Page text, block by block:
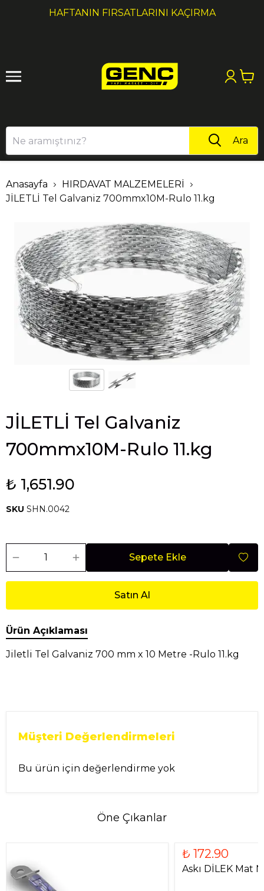
HAFTANIN FIRSATLARINI KAÇIRMA
1 2
Ara
Anasayfa
HIRDAVAT MALZEMELERİ
JİLETLİ Tel Galvaniz 700mmx10M-Rulo 11.kg
JİLETLİ Tel Galvaniz
700mmx10M-Rulo 11.kg
₺ 1,651.90
SKU SHN.0042
Sepete Ekle
Satın Al
Ürün Açıklaması
Jiletli Tel Galvaniz 700 mm x 10 Metre -Rulo 11.kg
Müşteri Değerlendirmeleri
Bu ürün için değerlendirme yok
Öne Çıkanlar
₺ 172.90
Askı DİLEK Mat